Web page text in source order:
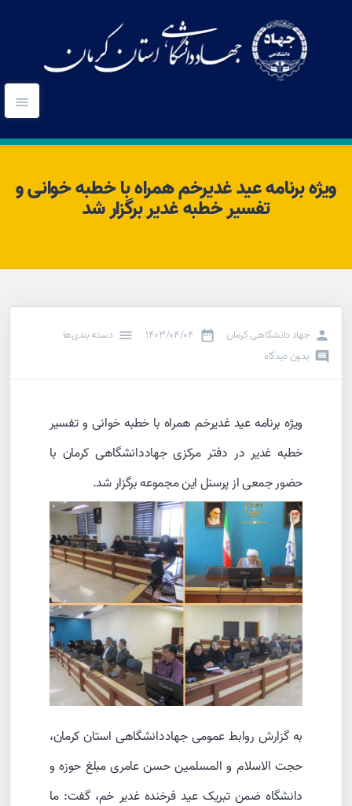
ویژه برنامه عید غدیرخم همراه با خطبه خوانی و
تفسیر خطبه غدیر برگزار شد
جهاد دانشگاهی کرمان ۱۴۰۳/۰۴/۰۴
دسته بندی‌ها
بدون دیدگاه
ویژه برنامه عید غدیرخم همراه با خطبه خوانی و تفسیر
خطبه غدیر در دفتر مرکزی جهاددانشگاهی کرمان با
حضور جمعی از پرسنل این مجموعه برگزار شد.
به گزارش روابط عمومی جهاددانشگاهی استان کرمان،
حجت الاسلام و المسلمین حسن عامری مبلغ حوزه و
دانشگاه ضمن تبریک عید فرخنده غدیر خم، گفت: ما